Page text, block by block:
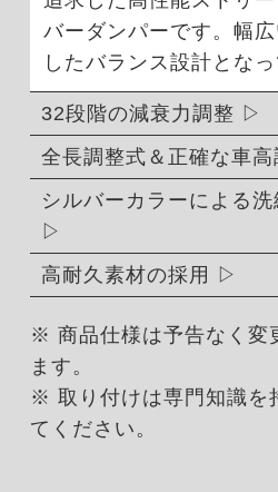
バーダンパーです。幅
したバランス設計となっ
32段階の減衰力調整
全長調整式＆正確な車高
シルバーカラーによる
高耐久素材の採用
※ 商品仕様は予告なく変
ます。
※ 取り付けは専門知識を
てください。